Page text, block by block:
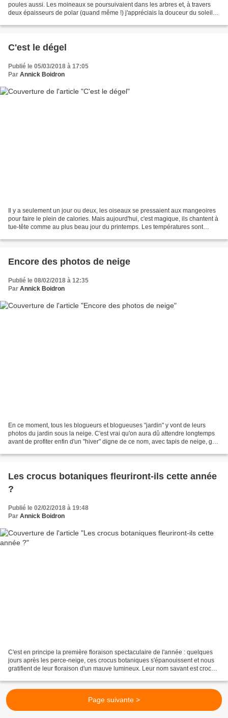
poules aussi. Les moineaux se poursuivaient dans les arbres et, à travers
deux épaisseurs de polar (quand même !) j'appréciais la douceur du soleil
C'est le dégel
Publié le 05/03/2018 à 17:05
Par Annick Boidron
Il y a seulement un jour ou deux, les oiseaux se pressaient aux mangeoires
pour faire le plein de calories. Mais aujourd'hui, c'est magique, ils chantent à
tue-tête comme au plus beau jour du printemps. Les températures sont
Encore des photos de neige
Publié le 08/02/2018 à 12:35
Par Annick Boidron
En ce moment, tous les blogueurs et blogueuses "jardin" y vont de leurs
photos du jardin sous la neige. C'est vrai qu'on aura dû attendre longtemps
avant de profiter enfin d'un "hiver" digne de ce nom, avec tapis de neige, gel
Les crocus botaniques fleuriront-ils cette année
?
Publié le 02/02/2018 à 19:48
Par Annick Boidron
C'est en principe la première floraison spectaculaire de l'année : quelques
jours après les perce-neige, ces crocus botaniques s'épanouissent et nous
gratifient de leur floraison d'un mauve lumineux. Leur nom savant est crocus
Page suivante >